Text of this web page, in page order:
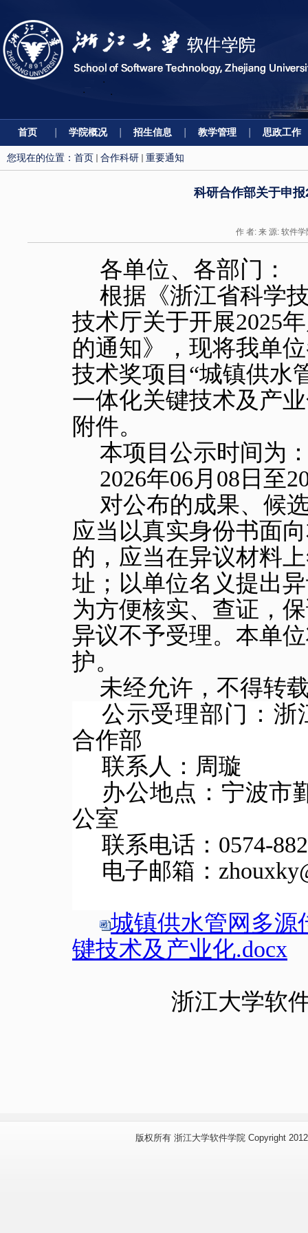
首页 学院概况 招生信息 教学管理 思政工作
您现在的位置： 首页 合作科研 重要通知
科研合作部关于申
作 者: 来 源: 软件
各单位、各部门：
根据《浙江省科学
技术厅关于开展2025
的通知》，现将我单
技术奖项目“城镇供水
一体化关键技术及产
附件。
本项目公示时间为
2026年06月 08 日至
对公布的成果、候
应当以真实身份书面
的，应当在异议材料
址；以单位名义提出
为方便核实、查证，
异议不予受理。本单
护。
未经允许，不得转
公示受理部门：浙
合作部
联系人：周璇
办公地点：宁波市
公室
联系电话：0574-
电子邮箱：
城镇供水管网多源
键技术及产业化.docx
浙江大学软
版权所有 浙江大学软件学院 Copyright